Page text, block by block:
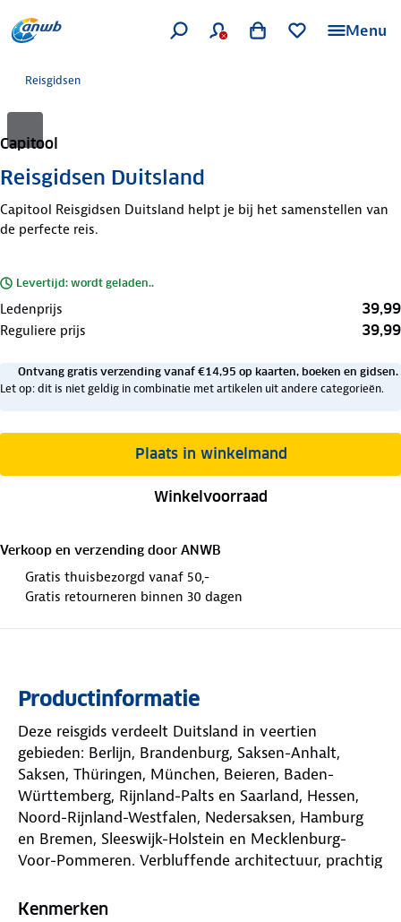
Menu
Reisgidsen
Capitool
Reisgidsen Duitsland
Capitool Reisgidsen Duitsland helpt je bij het samenstellen van
de perfecte reis.
Levertijd: wordt geladen..
Ledenprijs 39,99
Reguliere prijs 39,99
Ontvang gratis verzending vanaf €14,95 op kaarten, boeken en gidsen.
Let op: dit is niet geldig in combinatie met artikelen uit andere categorieën.
Plaats in winkelmand
Winkelvoorraad
Verkoop en verzending door ANWB
Gratis thuisbezorgd vanaf 50,-
Gratis retourneren binnen 30 dagen
Productinformatie
Deze reisgids verdeelt Duitsland in veertien
gebieden: Berlijn, Brandenburg, Saksen-Anhalt,
Saksen, Thüringen, München, Beieren, Baden-
Württemberg, Rijnland-Palts en Saarland, Hessen,
Noord-Rijnland-Westfalen, Nedersaksen, Hamburg
en Bremen, Sleeswijk-Holstein en Mecklenburg-
Voor-Pommeren. Verbluffende architectuur, prachtig
toont je de parels van Duitsland.
Kenmerken